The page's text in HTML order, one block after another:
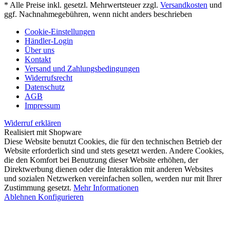
* Alle Preise inkl. gesetzl. Mehrwertsteuer zzgl. Versandkosten und
ggf. Nachnahmegebühren, wenn nicht anders beschrieben
Cookie-Einstellungen
Händler-Login
Über uns
Kontakt
Versand und Zahlungsbedingungen
Widerrufsrecht
Datenschutz
AGB
Impressum
Widerruf erklären
Realisiert mit Shopware
Diese Website benutzt Cookies, die für den technischen Betrieb der
Website erforderlich sind und stets gesetzt werden. Andere Cookies,
die den Komfort bei Benutzung dieser Website erhöhen, der
Direktwerbung dienen oder die Interaktion mit anderen Websites
und sozialen Netzwerken vereinfachen sollen, werden nur mit Ihrer
Zustimmung gesetzt. Mehr Informationen
Ablehnen Konfigurieren